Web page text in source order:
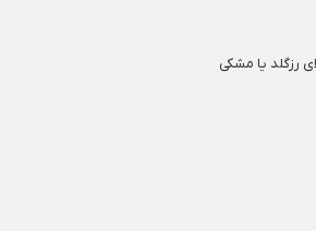
رزگلد یا مشکی